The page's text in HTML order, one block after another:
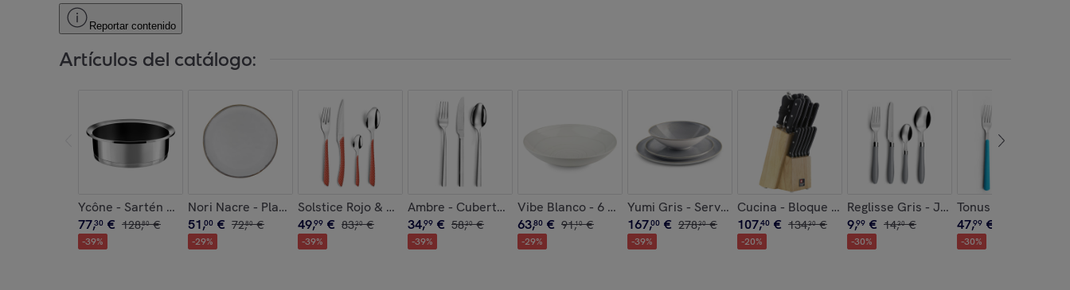
Reportar contenido
Artículos del catálogo:
Ycône - Sartén honda de 24 cm con revestimiento cerámico
77,30 € 128,80 €
-39%
Nori Nacre - Plato de postre 20 cm (Jugo de 6)
51,00 € 72,80 €
-29%
Solstice Rojo & Blanco - Cubertería de 24 piezas
49,99 € 83,30 €
-39%
Ambre - Cubertería de 18 piezas para entrada, queso, postre
34,99 € 58,30 €
-39%
Vibe Blanco - 6 plato gourmet
63,80 € 91,10 €
-29%
Yumi Gris - Servicio de vajilla de 18 piezas
167,00 € 278,30 €
-39%
Cucina - Bloque de 15 piezas
107,40 € 134,30 €
-20%
Reglisse Gris - Juego de cubiertos de
9,99 € 14,30 €
-30%
Tonus Azul
47,99 €
-30%